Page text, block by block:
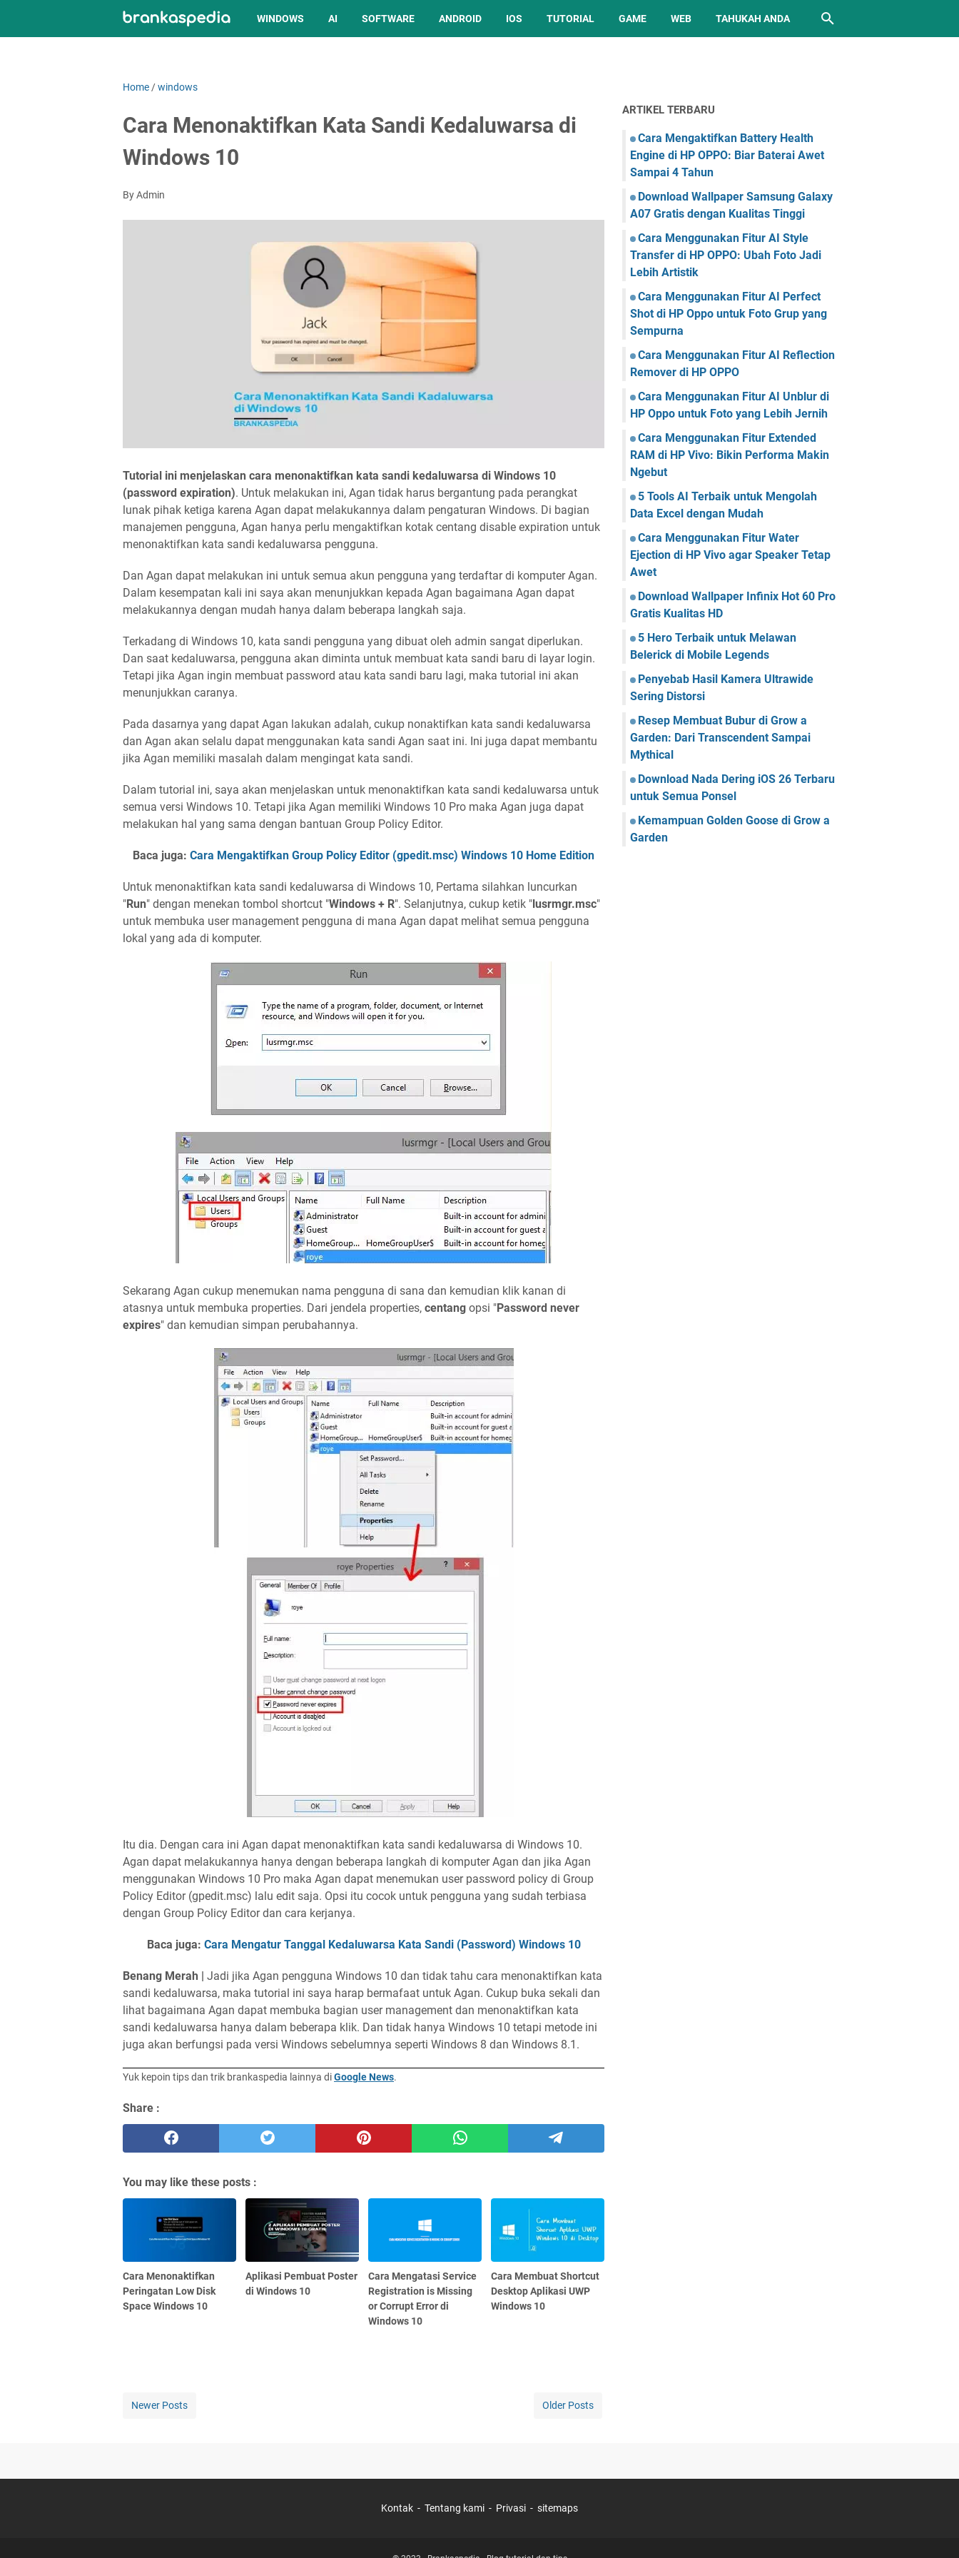
WINDOWS AI SOFTWARE ANDROID IOS TUTORIAL GAME WEB TAHUKAH ANDA
Home /windows
Cara Menonaktifkan Kata Sandi Kedaluwarsa di
Windows 10
By Admin
Tutorial ini menjelaskan cara menonaktifkan kata sandi kedaluwarsa di Windows 10
(password expiration). Untuk melakukan ini, Agan tidak harus bergantung pada perangkat
lunak pihak ketiga karena Agan dapat melakukannya dalam pengaturan Windows. Di bagian
manajemen pengguna, Agan hanya perlu mengaktifkan kotak centang disable expiration untuk
menonaktifkan kata sandi kedaluwarsa pengguna.
Dan Agan dapat melakukan ini untuk semua akun pengguna yang terdaftar di komputer Agan.
Dalam kesempatan kali ini saya akan menunjukkan kepada Agan bagaimana Agan dapat
melakukannya dengan mudah hanya dalam beberapa langkah saja.
Terkadang di Windows 10, kata sandi pengguna yang dibuat oleh admin sangat diperlukan.
Dan saat kedaluwarsa, pengguna akan diminta untuk membuat kata sandi baru di layar login.
Tetapi jika Agan ingin membuat password atau kata sandi baru lagi, maka tutorial ini akan
menunjukkan caranya.
Pada dasarnya yang dapat Agan lakukan adalah, cukup nonaktifkan kata sandi kedaluwarsa
dan Agan akan selalu dapat menggunakan kata sandi Agan saat ini. Ini juga dapat membantu
jika Agan memiliki masalah dalam mengingat kata sandi.
Dalam tutorial ini, saya akan menjelaskan untuk menonaktifkan kata sandi kedaluwarsa untuk
semua versi Windows 10. Tetapi jika Agan memiliki Windows 10 Pro maka Agan juga dapat
melakukan hal yang sama dengan bantuan Group Policy Editor.
Baca juga: Cara Mengaktifkan Group Policy Editor (gpedit.msc) Windows 10 Home Edition
Untuk menonaktifkan kata sandi kedaluwarsa di Windows 10, Pertama silahkan luncurkan
"Run" dengan menekan tombol shortcut "Windows + R". Selanjutnya, cukup ketik "lusrmgr.msc"
untuk membuka user management pengguna di mana Agan dapat melihat semua pengguna
lokal yang ada di komputer.
Sekarang Agan cukup menemukan nama pengguna di sana dan kemudian klik kanan di
atasnya untuk membuka properties. Dari jendela properties, centang opsi "Password never
expires" dan kemudian simpan perubahannya.
Itu dia. Dengan cara ini Agan dapat menonaktifkan kata sandi kedaluwarsa di Windows 10.
Agan dapat melakukannya hanya dengan beberapa langkah di komputer Agan dan jika Agan
menggunakan Windows 10 Pro maka Agan dapat menemukan user password policy di Group
Policy Editor (gpedit.msc) lalu edit saja. Opsi itu cocok untuk pengguna yang sudah terbiasa
dengan Group Policy Editor dan cara kerjanya.
Baca juga: Cara Mengatur Tanggal Kedaluwarsa Kata Sandi (Password) Windows 10
Benang Merah | Jadi jika Agan pengguna Windows 10 dan tidak tahu cara menonaktifkan kata
sandi kedaluwarsa, maka tutorial ini saya harap bermafaat untuk Agan. Cukup buka sekali dan
lihat bagaimana Agan dapat membuka bagian user management dan menonaktifkan kata
sandi kedaluwarsa hanya dalam beberapa klik. Dan tidak hanya Windows 10 tetapi metode ini
juga akan berfungsi pada versi Windows sebelumnya seperti Windows 8 dan Windows 8.1.
Yuk kepoin tips dan trik brankaspedia lainnya diGoogle News.
Share :
You may like these posts :
Cara Menonaktifkan
Peringatan Low Disk
Space Windows 10
Aplikasi Pembuat Poster
di Windows 10
Cara Mengatasi Service
Registration is Missing
or Corrupt Error di
Windows 10
Cara Membuat Shortcut
Desktop Aplikasi UWP
Windows 10
Newer Posts Older Posts
ARTIKEL TERBARU
Cara Mengaktifkan Battery Health
Engine di HP OPPO: Biar Baterai Awet
Sampai 4 Tahun
Download Wallpaper Samsung Galaxy
A07 Gratis dengan Kualitas Tinggi
Cara Menggunakan Fitur AI Style
Transfer di HP OPPO: Ubah Foto Jadi
Lebih Artistik
Cara Menggunakan Fitur AI Perfect
Shot di HP Oppo untuk Foto Grup yang
Sempurna
Cara Menggunakan Fitur AI Reflection
Remover di HP OPPO
Cara Menggunakan Fitur AI Unblur di
HP Oppo untuk Foto yang Lebih Jernih
Cara Menggunakan Fitur Extended
RAM di HP Vivo: Bikin Performa Makin
Ngebut
5 Tools AI Terbaik untuk Mengolah
Data Excel dengan Mudah
Cara Menggunakan Fitur Water
Ejection di HP Vivo agar Speaker Tetap
Awet
Download Wallpaper Infinix Hot 60 Pro
Gratis Kualitas HD
5 Hero Terbaik untuk Melawan
Belerick di Mobile Legends
Penyebab Hasil Kamera Ultrawide
Sering Distorsi
Resep Membuat Bubur di Grow a
Garden: Dari Transcendent Sampai
Mythical
Download Nada Dering iOS 26 Terbaru
untuk Semua Ponsel
Kemampuan Golden Goose di Grow a
Garden
Kontak Tentang kami Privasi sitemaps